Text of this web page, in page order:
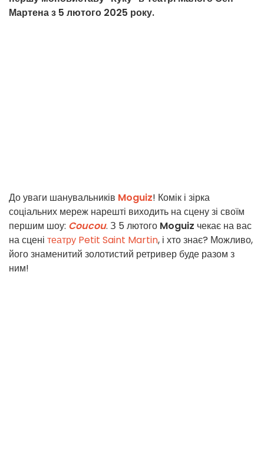
Мартена з 5 лютого 2025 року.
До уваги шанувальників Moguiz! Комік і зірка
соціальних мереж нарешті виходить на сцену зі своїм
першим шоу: Coucou. З 5 лютого Moguiz чекає на вас
на сцені театру Petit Saint Martin, і хто знає? Можливо,
його знаменитий золотистий ретривер буде разом з
ним!